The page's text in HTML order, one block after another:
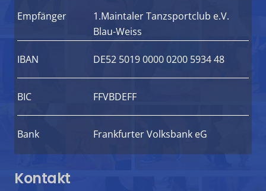
Empfänger
1.Maintaler Tanzsportclub e.V.
Blau-Weiss
IBAN DE52 5019 0000 0200 5934 48
BIC FFVBDEFF
Bank Frankfurter Volksbank eG
Kontakt